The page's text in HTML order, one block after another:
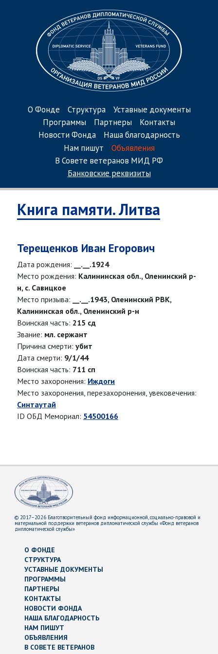
О Фонде Структура
Уставные документы
Программы
Партнеры
Контакты
Новости Фонда
Наша благодарность
Нам пишут
Объявления
В Совете ветеранов МИД РФ
Банковские реквизиты
Книга памяти. Литва
Терещенков Иван Егорович
Дата рождения:
__.__.1924
Место рождения: Калининская обл., Оленинский р-
н, с. Савицкое
Место призыва:
__.__.1943, Оленинский РВК,
Калининская обл., Оленинский р-н
Воинская часть: 215 сд
Звание: мл. сержант
Причина смерти: убит
Дата смерти: 9/1/44
Воинская часть: 711 сп
Место захоронения: Иждоги
Место захоронения, перезахоронения, увековечения:
Синтаутай
ID ОБД Мемориал: 54500166
© 2017–2026 Благотворительный фонд информационной, социально-правовой и
материальной поддержки ветеранов дипломатической службы «Фонд ветеранов
дипломатической службы»
О ФОНДЕ
СТРУКТУРА
УСТАВНЫЕ ДОКУМЕНТЫ
ПРОГРАММЫ
ПАРТНЕРЫ
КОНТАКТЫ
НОВОСТИ ФОНДА
НАША БЛАГОДАРНОСТЬ
НАМ ПИШУТ
ОБЪЯВЛЕНИЯ
В СОВЕТЕ ВЕТЕРАНОВ